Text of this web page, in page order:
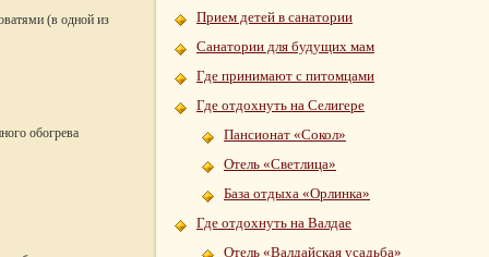
(в одной из
обогрева
Прием детей в санатории
Санатории для будущих мам
Где принимают с питомцами
Где отдохнуть на Селигере
Пансионат «Сокол»
Отель «Светлица»
База отдыха «Орлинка»
Где отдохнуть на Валдае
Отель «Валдайская усадьба»